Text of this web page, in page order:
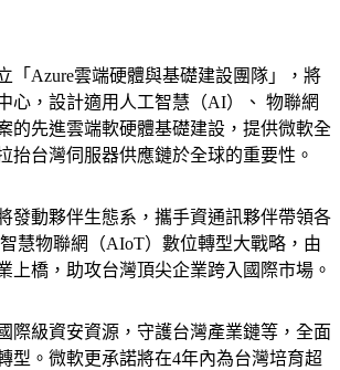
「Azure雲端硬體與基礎建設團隊」，將
心，設計適用人工智慧（AI）、 物聯網
的先進雲端軟硬體基礎建設，提供微軟全
抬台灣伺服器供應鏈於全球的重要性。
發動夥伴生態系，攜手資通訊夥伴帶領各
慧物聯網（AIoT）數位轉型大戰略，由
上橋，助攻台灣頂尖企業跨入國際市場。
際級資安資源，守護台灣產業鏈等，全面
型。微軟更承諾將在4年內為台灣培育超